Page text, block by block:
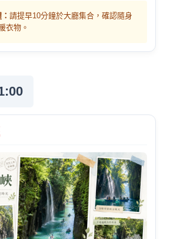
請提早10分鐘於大廳集合，確認隨身
衣物。